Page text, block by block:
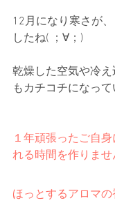
12月になり寒さが
したね( ；∀；)
乾燥した空気や冷
もカチコチになっ
１年頑張ったご自
れる時間を作りませ
ほっとするアロマの